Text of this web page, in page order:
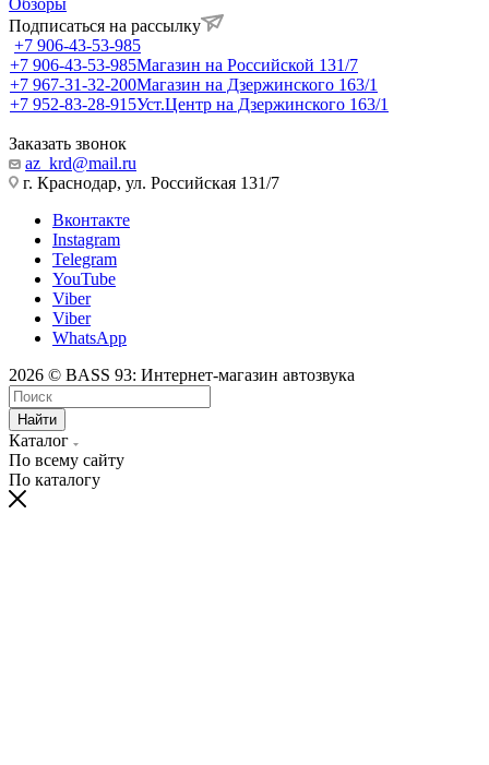
Обзоры
Подписаться на рассылку
+7 906-43-53-985
+7 906-43-53-985Магазин на Российской 131/7
+7 967-31-32-200Магазин на Дзержинского 163/1
+7 952-83-28-915Уст.Центр на Дзержинского 163/1
Заказать звонок
az_krd@mail.ru
г. Краснодар, ул. Российская 131/7
Вконтакте
Instagram
Telegram
YouTube
Viber
Viber
WhatsApp
2026 © BASS 93: Интернет-магазин автозвука
Найти
Каталог
По всему сайту
По каталогу